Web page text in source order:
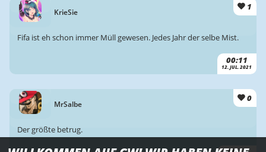
KrieSie
1
00:11
12. JUL. 2021
Fifa ist eh schon immer Müll gewesen. Jedes Jahr der selbe Mist.
MrSalbe
0
Der größte betrug.